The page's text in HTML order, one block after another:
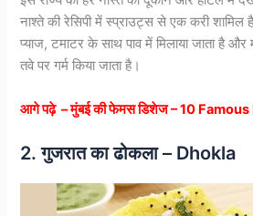
नाश्ते की रेसिपी में स्प्राउट्स से एक करी
प्याज, टमाटर के साथ पाव में मिलाया जाता है
तवे पर गर्म किया जाता है।
आगे पढ़े – मुंबई की फेमस डिशेज – 10
2. गुजरात का ढोकला – Dhokla